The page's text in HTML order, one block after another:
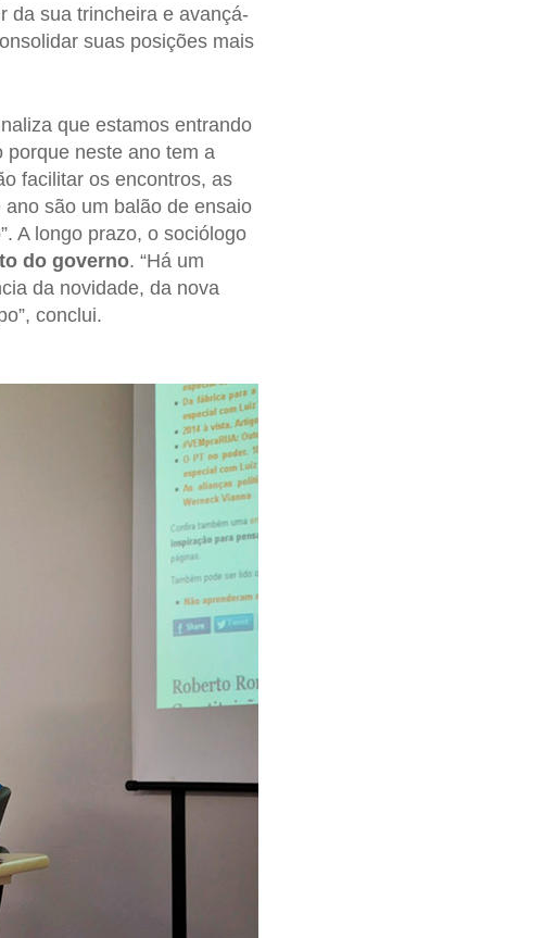
da sua trincheira e avançá-
suas posições mais
que estamos entrando
porque neste ano tem a
facilitar os encontros, as
são um balão de ensaio
A longo prazo, o sociólogo
do governo. “Há um
da novidade, da nova
conclui.